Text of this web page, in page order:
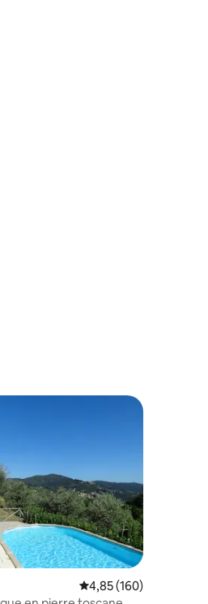
de 125 commentaires : 4,95 sur 5
Évaluation moyenne
4,85 (160)